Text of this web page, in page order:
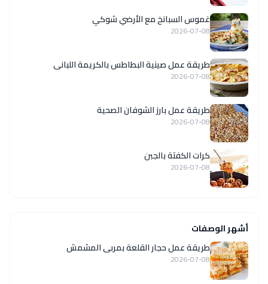
غموس السبانخ مع الأرضي شوكي
2026-07-08
طريقة عمل صينية البطاطس بالكريمة اللبانى
2026-07-08
طريقة عمل بارز الشوفان الصحية
2026-07-08
كرات الكفتة بالجبن
2026-07-08
أشهر الوصفات
طريقة عمل حجار القلعة بمربى المشمش
2026-07-08